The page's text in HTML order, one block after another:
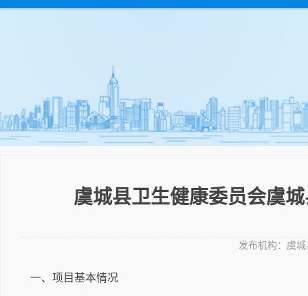
虞城县卫生健康委员会虞
发布机构： 虞
一、项目基本情况